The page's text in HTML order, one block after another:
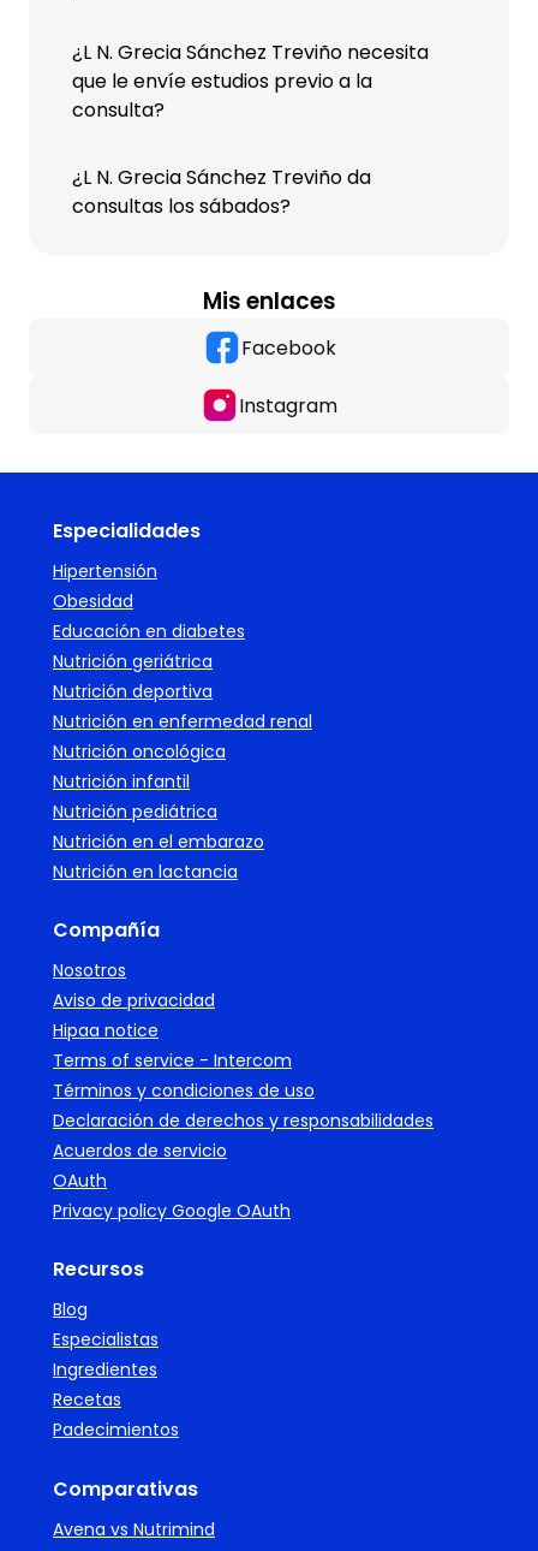
¿L N. Grecia Sánchez Treviño necesita
que le envíe estudios previo a la
consulta?
¿L N. Grecia Sánchez Treviño da
consultas los sábados?
Mis enlaces
Facebook
Instagram
Especialidades
Hipertensión
Obesidad
Educación en diabetes
Nutrición geriátrica
Nutrición deportiva
Nutrición en enfermedad renal
Nutrición oncológica
Nutrición infantil
Nutrición pediátrica
Nutrición en el embarazo
Nutrición en lactancia
Compañía
Nosotros
Aviso de privacidad
Hipaa notice
Terms of service - Intercom
Términos y condiciones de uso
Declaración de derechos y responsabilidades
Acuerdos de servicio
OAuth
Privacy policy Google OAuth
Recursos
Blog
Especialistas
Ingredientes
Recetas
Padecimientos
Comparativas
Avena vs Nutrimind